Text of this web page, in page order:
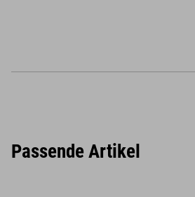
Passende Artikel